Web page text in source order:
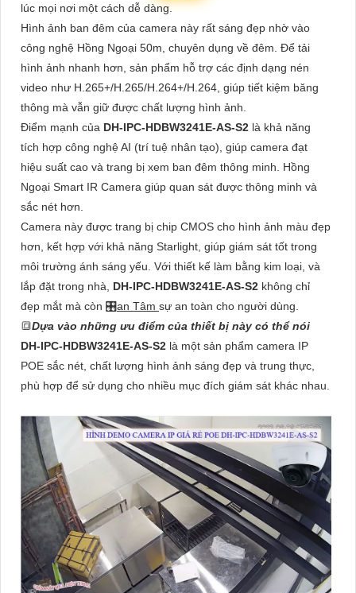
lúc mọi nơi một cách dễ dàng.
Hình ảnh ban đêm của camera này rất sáng đẹp nhờ vào
công nghệ Hồng Ngoại 50m, chuyên dụng về đêm. Để tải
hình ảnh nhanh hơn, sản phẩm hỗ trợ các định dạng nén
video như H.265+/H.265/H.264+/H.264, giúp tiết kiệm băng
thông mà vẫn giữ được chất lượng hình ảnh.
Điểm mạnh của DH-IPC-HDBW3241E-AS-S2 là khả năng
tích hợp công nghệ AI (trí tuệ nhân tạo), giúp camera đạt
hiệu suất cao và trang bị xem ban đêm thông minh. Hồng
Ngoại Smart IR Camera giúp quan sát được thông minh và
sắc nét hơn.
Camera này được trang bị chip CMOS cho hình ảnh màu đẹp
hơn, kết hợp với khả năng Starlight, giúp giám sát tốt trong
môi trường ánh sáng yếu. Với thiết kế làm bằng kim loại, và
lắp đặt trong nhà, DH-IPC-HDBW3241E-AS-S2 không chỉ
đẹp mắt mà còn 🎛an Tâm sự an toàn cho người dùng.
🔳Dựa vào những ưu điểm của thiết bị này có thể nói
DH-IPC-HDBW3241E-AS-S2 là một sản phẩm camera IP
POE sắc nét, chất lượng hình ảnh sáng đẹp và trung thực,
phù hợp để sử dụng cho nhiều mục đích giám sát khác nhau.